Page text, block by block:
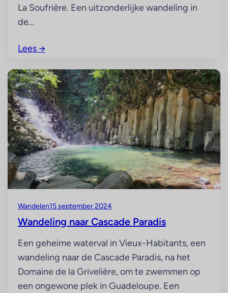
La Soufrière. Een uitzonderlijke wandeling in
de...
Lees →
Wandelen15 september 2024
Wandeling naar Cascade Paradis
Een geheime waterval in Vieux-Habitants, een
wandeling naar de Cascade Paradis, na het
Domaine de la Grivelière, om te zwemmen op
een ongewone plek in Guadeloupe. Een